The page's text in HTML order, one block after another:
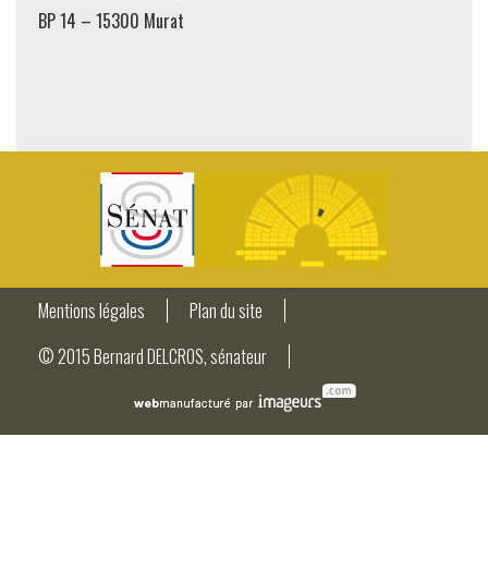
BP 14 – 15300 Murat
Mentions légales
Plan du site
© 2015 Bernard DELCROS, sénateur